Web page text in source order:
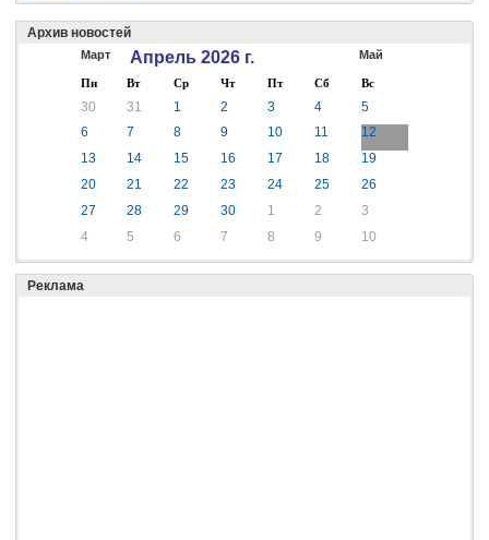
Архив новостей
Март Апрель 2026 г. Май
Пн Вт Ср Чт Пт Сб Вс
30 31 1 2 3 4
5
6
7 8 9 10 11
12
13
14 15 16 17 18
19
20
21 22 23 24 25
26
27
28 29 30 1 2
3
4
5 6 7 8 9 10
Реклама